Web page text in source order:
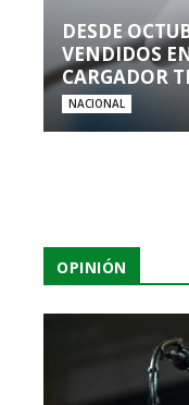
DESDE
VENDIDOS
CARGADOR
NACIONAL
OPINIÓN